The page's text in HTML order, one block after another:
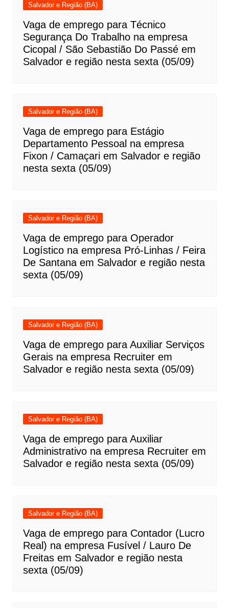
Salvador e Região (BA)
Vaga de emprego para Técnico
Segurança Do Trabalho na empresa
Cicopal / São Sebastião Do Passé em
Salvador e região nesta sexta (05/09)
Salvador e Região (BA)
Vaga de emprego para Estágio
Departamento Pessoal na empresa
Fixon / Camaçari em Salvador e região
nesta sexta (05/09)
Salvador e Região (BA)
Vaga de emprego para Operador
Logístico na empresa Pró-Linhas / Feira
De Santana em Salvador e região nesta
sexta (05/09)
Salvador e Região (BA)
Vaga de emprego para Auxiliar Serviços
Gerais na empresa Recruiter em
Salvador e região nesta sexta (05/09)
Salvador e Região (BA)
Vaga de emprego para Auxiliar
Administrativo na empresa Recruiter em
Salvador e região nesta sexta (05/09)
Salvador e Região (BA)
Vaga de emprego para Contador (Lucro
Real) na empresa Fusível / Lauro De
Freitas em Salvador e região nesta
sexta (05/09)